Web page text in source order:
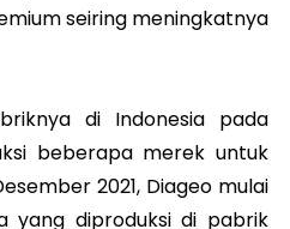
seiring meningkatnya
di Indonesia pada
beberapa merek untuk
2021, Diageo mulai
yang diproduksi di pabrik